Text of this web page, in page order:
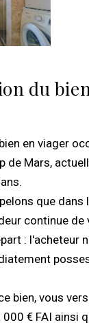
du
en viager
de Mars,
que dans
continue de
: l'acheteur
bien, vous
€ FAI ainsi